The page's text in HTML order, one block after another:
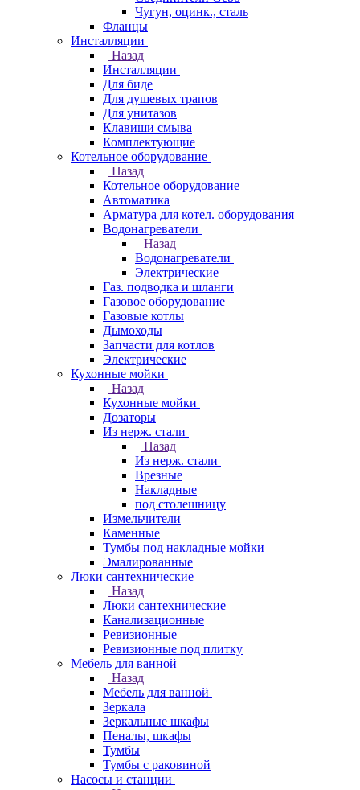
Чугун, оцинк., сталь
Фланцы
Инсталляции
Назад
Инсталляции
Для биде
Для душевых трапов
Для унитазов
Клавиши смыва
Комплектующие
Котельное оборудование
Назад
Котельное оборудование
Автоматика
Арматура для котел. оборудования
Водонагреватели
Назад
Водонагреватели
Электрические
Газ. подводка и шланги
Газовое оборудование
Газовые котлы
Дымоходы
Запчасти для котлов
Электрические
Кухонные мойки
Назад
Кухонные мойки
Дозаторы
Из нерж. стали
Назад
Из нерж. стали
Врезные
Накладные
под столешницу
Измельчители
Каменные
Тумбы под накладные мойки
Эмалированные
Люки сантехнические
Назад
Люки сантехнические
Канализационные
Ревизионные
Ревизионные под плитку
Мебель для ванной
Назад
Мебель для ванной
Зеркала
Зеркальные шкафы
Пеналы, шкафы
Тумбы
Тумбы с раковиной
Насосы и станции